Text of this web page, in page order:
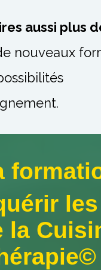
aussi plus
nouveaux
la